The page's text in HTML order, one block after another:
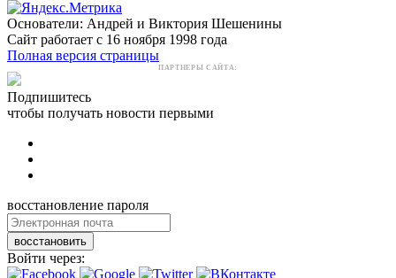
Основатели: Андрей и Виктория Шешенины
Сайт работает с 16 ноября 1998 года
Полная версия страницы
ПАРТНЕРЫ САЙТА:
Подпишитесь
чтобы получать новости первыми
восстановление пароля
восстановить
Войти через: